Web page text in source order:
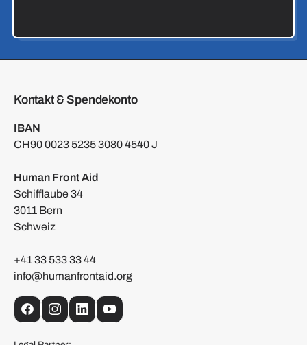
Kontakt & Spendekonto
IBAN
CH90 0023 5235 3080 4540 J
Human Front Aid
Schifflaube 34
3011 Bern
Schweiz
+41 33 533 33 44
info@humanfrontaid.org
FacebookInstagram
LinkedInYouTube